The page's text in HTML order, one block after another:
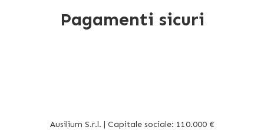
Pagamenti sicuri
Ausilium S.r.l. | Capitale sociale: 110.000 €